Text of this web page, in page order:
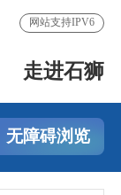
网站支持IPV6
走进石狮
无障碍浏览